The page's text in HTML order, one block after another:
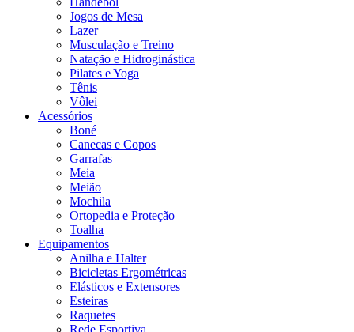
Jogos de Mesa
Lazer
Musculação e Treino
Natação e Hidroginástica
Pilates e Yoga
Tênis
Vôlei
Acessórios
Boné
Canecas e Copos
Garrafas
Meia
Meião
Mochila
Ortopedia e Proteção
Toalha
Equipamentos
Anilha e Halter
Bicicletas Ergométricas
Elásticos e Extensores
Esteiras
Raquetes
Rede Esportiva